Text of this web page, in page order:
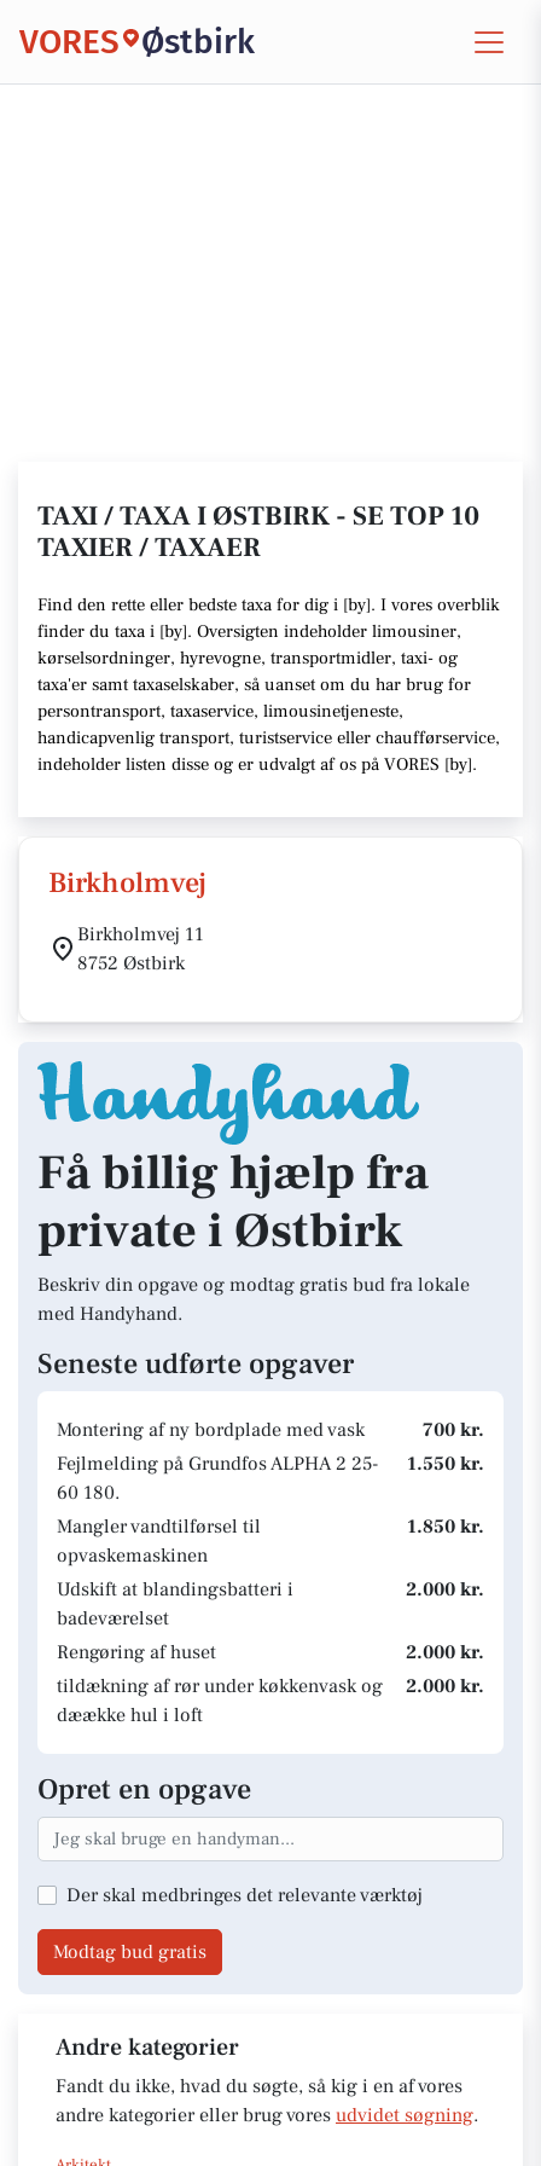
VORES Østbirk
TAXI / TAXA I ØSTBIRK - SE TOP 10
TAXIER / TAXAER
Find den rette eller bedste taxa for dig i [by]. I vores overblik
finder du taxa i [by]. Oversigten indeholder limousiner,
kørselsordninger, hyrevogne, transportmidler, taxi- og
taxa'er samt taxaselskaber, så uanset om du har brug for
persontransport, taxaservice, limousinetjeneste,
handicapvenlig transport, turistservice eller chaufførservice,
indeholder listen disse og er udvalgt af os på VORES [by].
Birkholmvej
Birkholmvej 11
8752 Østbirk
Få billig hjælp fra
private i Østbirk
Beskriv din opgave og modtag gratis bud fra lokale
med Handyhand.
Seneste udførte opgaver
Montering af ny bordplade med vask
700 kr.
Fejlmelding på Grundfos ALPHA 2 25-
60 180.
1.550 kr.
Mangler vandtilførsel til
opvaskemaskinen
1.850 kr.
Udskift at blandingsbatteri i
badeværelset
2.000 kr.
Rengøring af huset
2.000 kr.
tildækning af rør under køkkenvask og
dæække hul i loft
2.000 kr.
Opret en opgave
Der skal medbringes det relevante værktøj
Modtag bud gratis
Andre kategorier
Fandt du ikke, hvad du søgte, så kig i en af vores
andre kategorier eller brug vores udvidet søgning.